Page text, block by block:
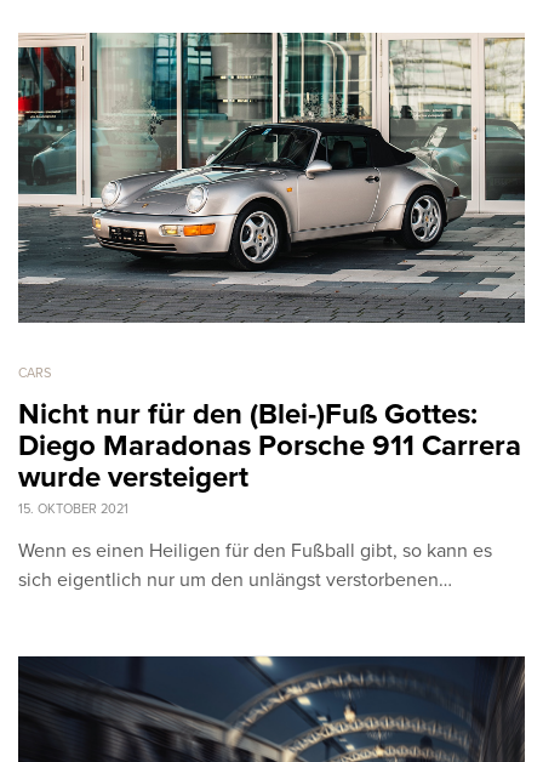
CARS
Nicht nur für den (Blei-)Fuß Gottes:
Diego Maradonas Porsche 911 Carrera
wurde versteigert
15. OKTOBER 2021
Wenn es einen Heiligen für den Fußball gibt, so kann es
sich eigentlich nur um den unlängst verstorbenen…